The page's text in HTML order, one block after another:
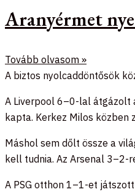
Aranyérmet
Tovább olvasom »
A biztos nyolcaddöntősök
A Liverpool 6–0-lal átgázolt
kapta. Kerkez Milos
Máshol sem dőlt össze a
kell tudnia. Az Arsenal 3–2-
A PSG otthon 1–1-et